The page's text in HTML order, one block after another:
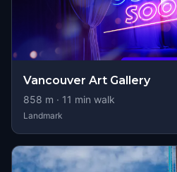
Vancouver Art Gallery
858 m · 11 min walk
Landmark